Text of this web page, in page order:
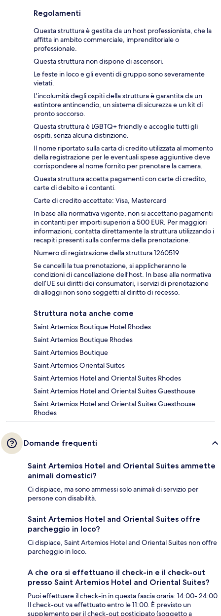
Regolamenti
Questa struttura è gestita da un host professionista, che la
affitta in ambito commerciale, imprenditoriale o
professionale.
Questa struttura non dispone di ascensori.
Le feste in loco e gli eventi di gruppo sono severamente
vietati.
L'incolumità degli ospiti della struttura è garantita da un
estintore antincendio, un sistema di sicurezza e un kit di
pronto soccorso.
Questa struttura è LGBTQ+ friendly e accoglie tutti gli
ospiti, senza alcuna distinzione.
Il nome riportato sulla carta di credito utilizzata al momento
della registrazione per le eventuali spese aggiuntive deve
corrispondere al nome fornito per prenotare la camera.
Questa struttura accetta pagamenti con carte di credito,
carte di debito e i contanti.
Carte di credito accettate: Visa, Mastercard
In base alla normativa vigente, non si accettano pagamenti
in contanti per importi superiori a 500 EUR. Per maggiori
informazioni, contatta direttamente la struttura utilizzando i
recapiti presenti sulla conferma della prenotazione.
Numero di registrazione della struttura 1260519
Se cancelli la tua prenotazione, si applicheranno le
condizioni di cancellazione dell’host. In base alla normativa
dell’UE sui diritti dei consumatori, i servizi di prenotazione
di alloggi non sono soggetti al diritto di recesso.
Struttura nota anche come
Saint Artemios Boutique Hotel Rhodes
Saint Artemios Boutique Rhodes
Saint Artemios Boutique
Saint Artemios Oriental Suites
Saint Artemios Hotel and Oriental Suites Rhodes
Saint Artemios Hotel and Oriental Suites Guesthouse
Saint Artemios Hotel and Oriental Suites Guesthouse
Rhodes
Domande frequenti
Saint Artemios Hotel and Oriental Suites ammette
animali domestici?
Ci dispiace, ma sono ammessi solo animali di servizio per
persone con disabilità.
Saint Artemios Hotel and Oriental Suites offre
parcheggio in loco?
Ci dispiace, Saint Artemios Hotel and Oriental Suites non offre
parcheggio in loco.
A che ora si effettuano il check-in e il check-out
presso Saint Artemios Hotel and Oriental Suites?
Puoi effettuare il check-in in questa fascia oraria: 14:00- 24:00.
Il check-out va effettuato entro le 11:00. È previsto un
supplemento per il check-out posticipato (soggetto a